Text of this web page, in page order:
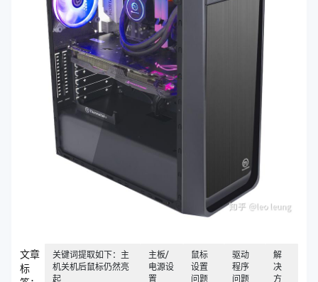
文章
标
关键词提取如下：主
机关机后鼠标仍然亮
起
主板/
电源设
置
鼠标
设置
问题
驱动
程序
问题
解
决
方